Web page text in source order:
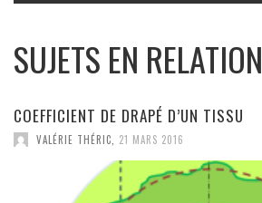
SUJETS EN RELATION
COEFFICIENT DE DRAPÉ D’UN TISSU
VALÉRIE THÉRIC 21 MARS 2016